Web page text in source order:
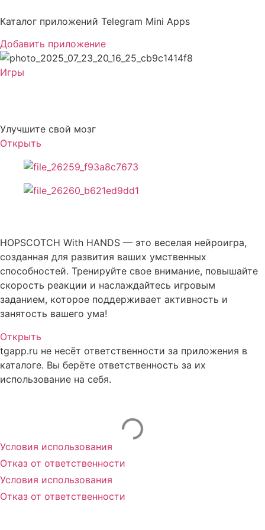
к
Каталог приложений Telegram Mini Apps
Добавить приложение
Игры
Улучшите свой мозг
Открыть
HOPSCOTCH With HANDS — это веселая нейроигра,
созданная для развития ваших умственных
способностей. Тренируйте свое внимание, повышайте
скорость реакции и наслаждайтесь игровым
заданием, которое поддерживает активность и
занятость вашего ума!
Открыть
tgapp.ru не несёт ответственности за приложения в
каталоге. Вы берёте ответственность за их
использование на себя.
Условия использования
Отказ от ответственности
Условия использования
Отказ от ответственности